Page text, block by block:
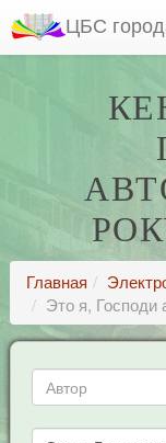
ЦБС
Главная
Это я, Господи